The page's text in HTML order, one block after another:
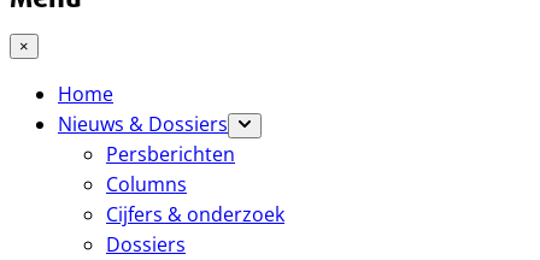
×
Home
Nieuws & Dossiers
Persberichten
Columns
Cijfers & onderzoek
Dossiers